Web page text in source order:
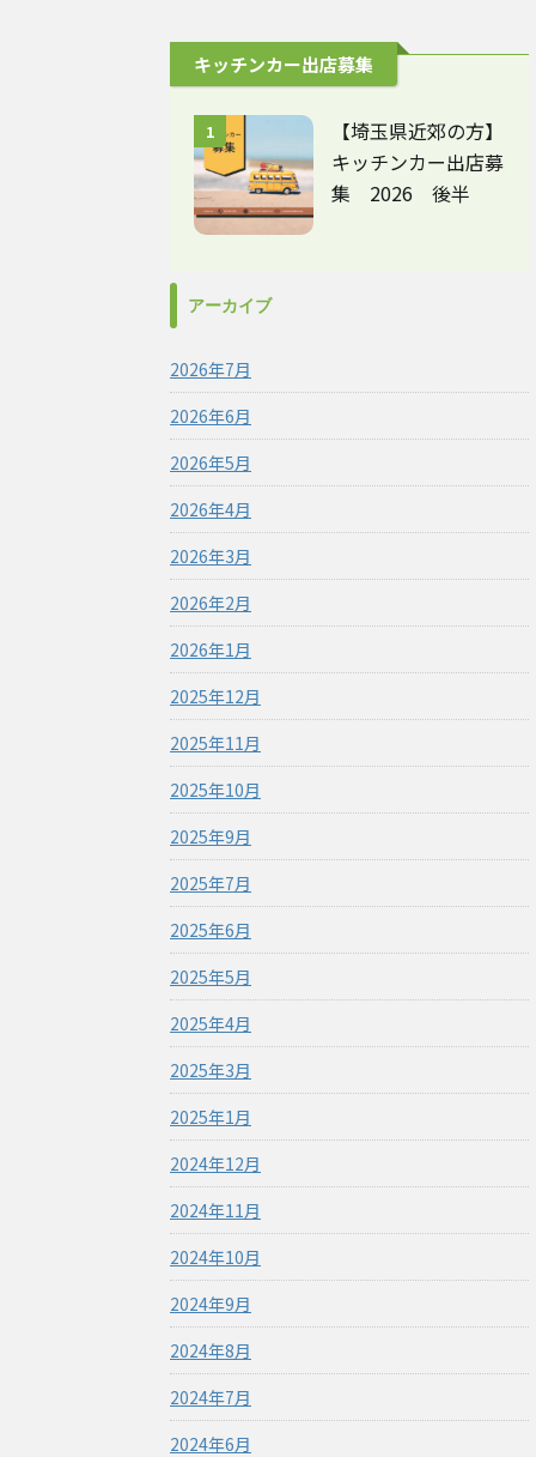
キッチンカー出店募集
1
【埼玉県近郊の方】
キッチンカー出店募
集 2026 後半
アーカイブ
2026年7月
2026年6月
2026年5月
2026年4月
2026年3月
2026年2月
2026年1月
2025年12月
2025年11月
2025年10月
2025年9月
2025年7月
2025年6月
2025年5月
2025年4月
2025年3月
2025年1月
2024年12月
2024年11月
2024年10月
2024年9月
2024年8月
2024年7月
2024年6月